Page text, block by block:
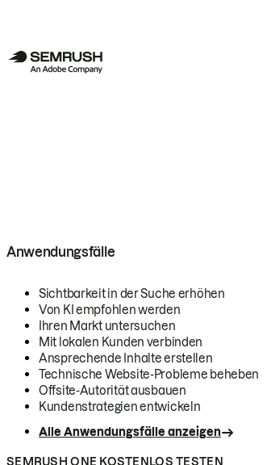
Anwendungsfälle
Sichtbarkeit in der Suche erhöhen
Von KI empfohlen werden
Ihren Markt untersuchen
Mit lokalen Kunden verbinden
Ansprechende Inhalte erstellen
Technische Website-Probleme beheben
Offsite-Autorität ausbauen
Kundenstrategien entwickeln
Alle Anwendungsfälle anzeigen
SEMRUSH ONE KOSTENLOS TESTEN